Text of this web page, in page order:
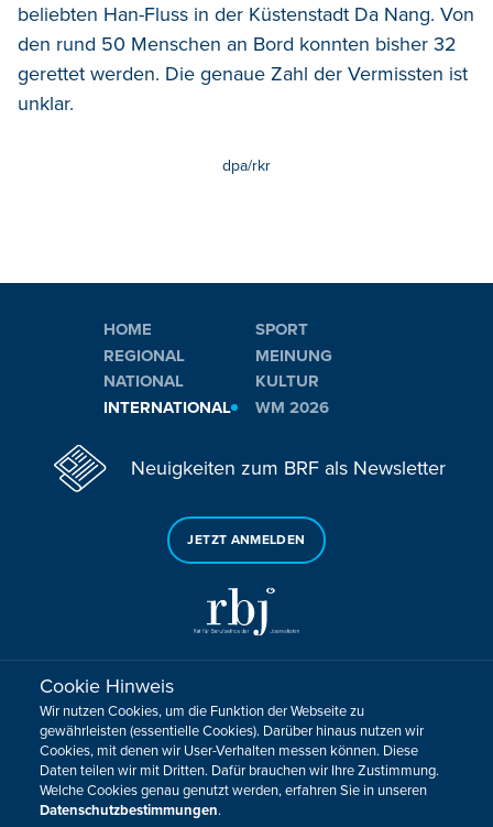
beliebten Han-Fluss in der Küstenstadt Da Nang. Von
den rund 50 Menschen an Bord konnten bisher 32
gerettet werden. Die genaue Zahl der Vermissten ist
unklar.
dpa/rkr
HOME
REGIONAL
NATIONAL
INTERNATIONAL
SPORT
MEINUNG
KULTUR
WM 2026
Neuigkeiten zum BRF als Newsletter
JETZT ANMELDEN
Sie haben noch Fragen oder Anmerkungen?
KONTAKTIEREN SIE UNS!
Impressum Datenschutz Kontakt
Barrierefreiheit
Cookie-Zustimmung anpassen
Cookie Hinweis
Wir nutzen Cookies, um die Funktion der Webseite zu
gewährleisten (essentielle Cookies). Darüber hinaus nutzen wir
Cookies, mit denen wir User-Verhalten messen können. Diese
Daten teilen wir mit Dritten. Dafür brauchen wir Ihre Zustimmung.
Welche Cookies genau genutzt werden, erfahren Sie in unseren
Datenschutzbestimmungen.